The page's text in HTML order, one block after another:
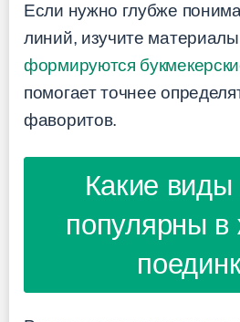
Если нужно глубже
линий, изучите
формируются
помогает точнее
фаворитов.
Какие виды
популярны в